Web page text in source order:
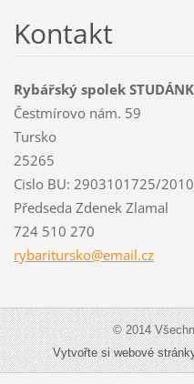
Kontakt
Rybářský spolek
Čestmírovo nám. 59
Tursko
25265
Cislo BU: 2903101725/2010
Předseda Zdenek Zlamal
724 510 270
rybaritursko@email.cz
© 2014
Vytvořte si webové